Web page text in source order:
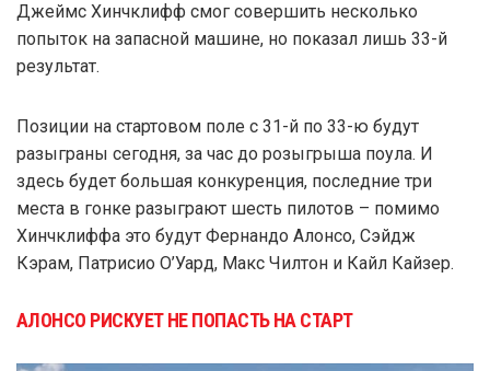
Джеймс Хинчклифф смог совершить несколько
попыток на запасной машине, но показал лишь 33-й
результат.
Позиции на стартовом поле с 31-й по 33-ю будут
разыграны сегодня, за час до розыгрыша поула. И
здесь будет большая конкуренция, последние три
места в гонке разыграют шесть пилотов – помимо
Хинчклиффа это будут Фернандо Алонсо, Сэйдж
Кэрам, Патрисио О’Уард, Макс Чилтон и Кайл Кайзер.
АЛОНСО РИСКУЕТ НЕ ПОПАСТЬ НА СТАРТ